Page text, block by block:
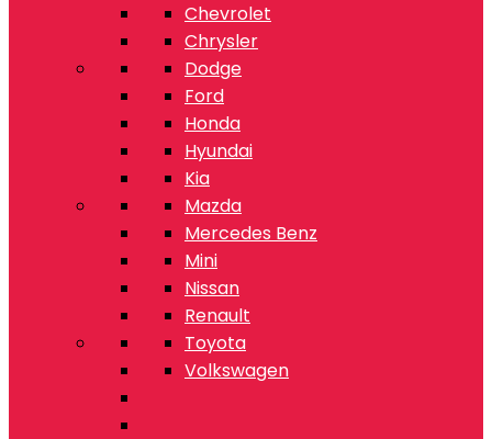
Chevrolet
Chrysler
Dodge
Ford
Honda
Hyundai
Kia
Mazda
Mercedes Benz
Mini
Nissan
Renault
Toyota
Volkswagen